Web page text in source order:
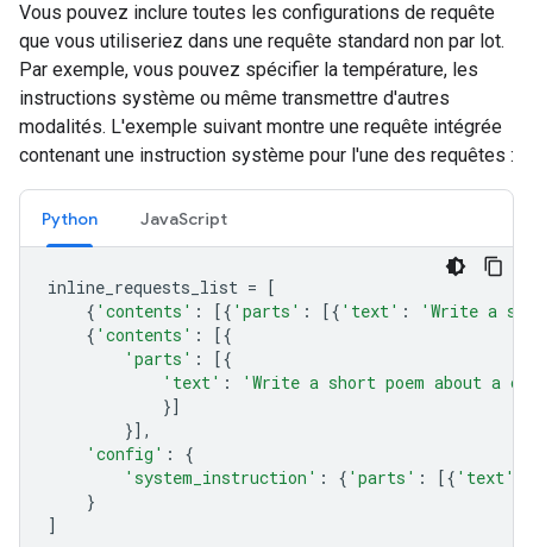
Vous pouvez inclure toutes les configurations de requête
que vous utiliseriez dans une requête standard non par lot.
Par exemple, vous pouvez spécifier la température, les
instructions système ou même transmettre d'autres
modalités. L'exemple suivant montre une requête intégrée
contenant une instruction système pour l'une des requêtes :
Python JavaScript
inline_requests_list = [
{ 'contents' : [{ 'parts' : [{ 'text' :
'Write a
{ 'contents' :
[{
'parts' :
[{
'text' :
'Write a short poem about a
}]
}],
'config' :
{
'system_instruction' : { 'parts' : [{ 'text'
}
]